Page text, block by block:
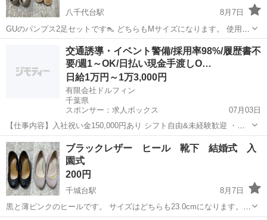
八千代台駅
8月7日
GUのパンプス2足セットです👠 どちらもMサイズになります。 使用し
ていたため、 全体的に汚れや使用感があります。 状態は写真でご確認
方よろしくお願いしま...
八千代市 八千代台駅 靴
よろしくお願いします
交通誘導・イベント警備/採用率98%/履歴書不
要/週1～OK/日払い現金手渡しO…
日給1万円～1万3,000円
有限会社ドルフィン
千葉県
スポンサー：求人ボックス
07月03日
【仕事内容】入社祝い金150,000円あり シフト自由&未経験歓迎
・直
行直帰OK ・一部車・自転車・バイク通勤OK ・週1～OK ・日払い・
週払いOK、現金手渡しも可能です! <仕事内容> 建築・土木工事現場
で...
アルバイト・パート
ブラックレザー ヒール 靴下 結婚式 入
園式
200円
千城台駅
8月7日
黒と薄ピンクのヒールです。 サイズはどちらも23.0cmになります。